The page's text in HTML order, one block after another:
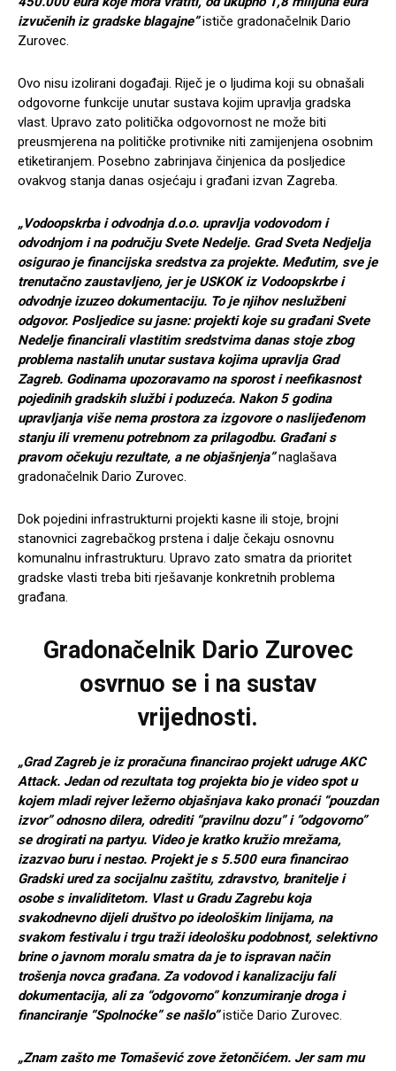
izvučenih iz gradske blagajne”ističe gradonačelnik Dario
Zurovec.
Ovo nisu izolirani događaji. Riječ je o ljudima koji su obnašali
odgovorne funkcije unutar sustava kojim upravlja gradska
vlast. Upravo zato politička odgovornost ne može biti
preusmjerena na političke protivnike niti zamijenjena osobnim
etiketiranjem. Posebno zabrinjava činjenica da posljedice
ovakvog stanja danas osjećaju i građani izvan Zagreba.
„Vodoopskrba i odvodnja d.o.o. upravlja vodovodom i
odvodnjom i na području Svete Nedelje. Grad Sveta Nedjelja
osigurao je financijska sredstva za projekte. Međutim, sve je
trenutačno zaustavljeno, jer je USKOK iz Vodoopskrbe i
odvodnje izuzeo dokumentaciju. To je njihov neslužbeni
odgovor. Posljedice su jasne: projekti koje su građani Svete
Nedelje financirali vlastitim sredstvima danas stoje zbog
problema nastalih unutar sustava kojima upravlja Grad
Zagreb. Godinama upozoravamo na sporost i neefikasnost
pojedinih gradskih službi i poduzeća. Nakon 5 godina
upravljanja više nema prostora za izgovore o naslijeđenom
stanju ili vremenu potrebnom za prilagodbu. Građani s
pravom očekuju rezultate, a ne objašnjenja” naglašava
gradonačelnik Dario Zurovec.
Dok pojedini infrastrukturni projekti kasne ili stoje, brojni
stanovnici zagrebačkog prstena i dalje čekaju osnovnu
komunalnu infrastrukturu. Upravo zato smatra da prioritet
gradske vlasti treba biti rješavanje konkretnih problema
građana.
Gradonačelnik Dario Zurovec
osvrnuo se i na sustav
vrijednosti.
„Grad Zagreb je iz proračuna financirao projekt udruge AKC
Attack. Jedan od rezultata tog projekta bio je video spot u
kojem mladi rejver ležerno objašnjava kako pronaći “pouzdan
izvor” odnosno dilera, odrediti “pravilnu dozu” i ”odgovorno”
se drogirati na partyu. Video je kratko kružio mrežama,
izazvao buru i nestao. Projekt je s 5.500 eura financirao
Gradski ured za socijalnu zaštitu, zdravstvo, branitelje i
osobe s invaliditetom. Vlast u Gradu Zagrebu koja
svakodnevno dijeli društvo po ideološkim linijama, na
svakom festivalu i trgu traži ideološku podobnost, selektivno
brine o javnom moralu smatra da je to ispravan način
trošenja novca građana. Za vodovod i kanalizaciju fali
dokumentacija, ali za “odgovorno” konzumiranje droga i
financiranje “Spolnoćke” se našlo”ističe Dario Zurovec.
„Znam zašto me Tomašević zove žetončićem. Jer sam mu